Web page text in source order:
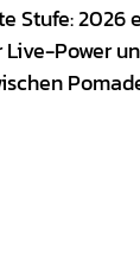
Stufe:
Power